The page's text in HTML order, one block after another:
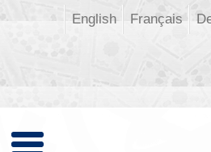
Français
English